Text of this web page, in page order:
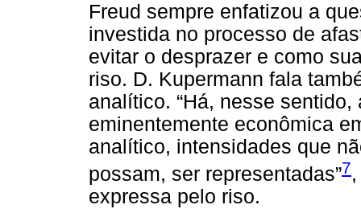
Freud sempre enfatizou a
investida no processo de
evitar o desprazer e como
riso. D. Kupermann fala
analítico. “Há, nesse
eminentemente econômica
analítico, intensidades que
possam, ser representadas”7
expressa pelo riso.